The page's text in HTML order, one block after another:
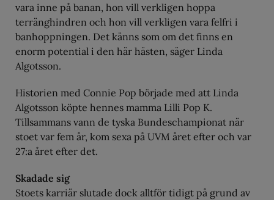
vara inne på banan, hon vill verkligen hoppa
terränghindren och hon vill verkligen vara felfri i
banhoppningen. Det känns som om det finns en
enorm potential i den här hästen, säger Linda
Algotsson.
Historien med Connie Pop började med att Linda
Algotsson köpte hennes mamma Lilli Pop K.
Tillsammans vann de tyska Bundeschampionat när
stoet var fem år, kom sexa på UVM året efter och var
27:a året efter det.
Skadade sig
Stoets karriär slutade dock alltför tidigt på grund av